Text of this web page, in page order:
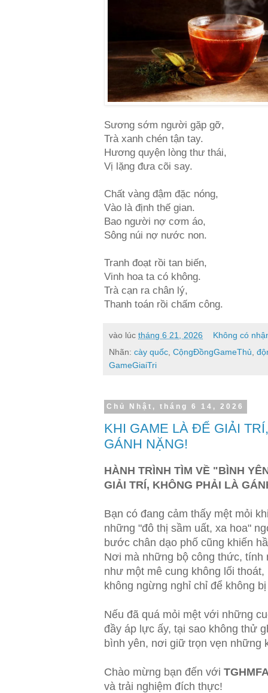
Sương sớm người gặp gỡ,
Trà xanh chén tận tay.
Hương quyện lòng thư thái,
Vị lặng đưa cõi say.
Chất vàng đậm đặc nóng,
Vào là định thế gian.
Bao người nợ cơm áo,
Sông núi nợ nước non.
Tranh đoạt rồi tan biến,
Vinh hoa ta có không.
Trà cạn ra chân lý,
Thanh toán rồi chấm công.
vào lúc tháng 6 21, 2026
Không có
Nhãn: cày quốc, CộngĐồngGameThủ,
GameGiaiTri
Chủ Nhật, tháng 6 14, 2026
KHI GAME LÀ ĐỂ GIẢI
GÁNH NẶNG!
HÀNH TRÌNH TÌM VỀ "BÌNH
GIẢI TRÍ, KHÔNG PHẢI LÀ
Bạn có đang cảm thấy mệt mỏi
những "đô thị sầm uất, xa hoa"
bước chân dạo phố cũng khiến
Nơi mà những bộ công thức, tính
như một mê cung không lối
không ngừng nghỉ chỉ để không
Nếu đã quá mỏi mệt với những
đầy áp lực ấy, tại sao không thử
bình yên, nơi giữ trọn vẹn những
Chào mừng bạn đến với
và trải nghiệm đích thực!